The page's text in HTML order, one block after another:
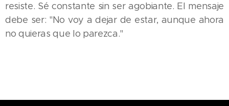
resiste. Sé constante sin ser agobiante. El mensaje
debe ser: "No voy a dejar de estar, aunque ahora
no quieras que lo parezca."